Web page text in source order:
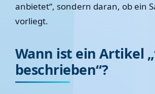
anbietet“, sondern daran, ob ein
vorliegt.
Wann ist ein Artikel
beschrieben“?